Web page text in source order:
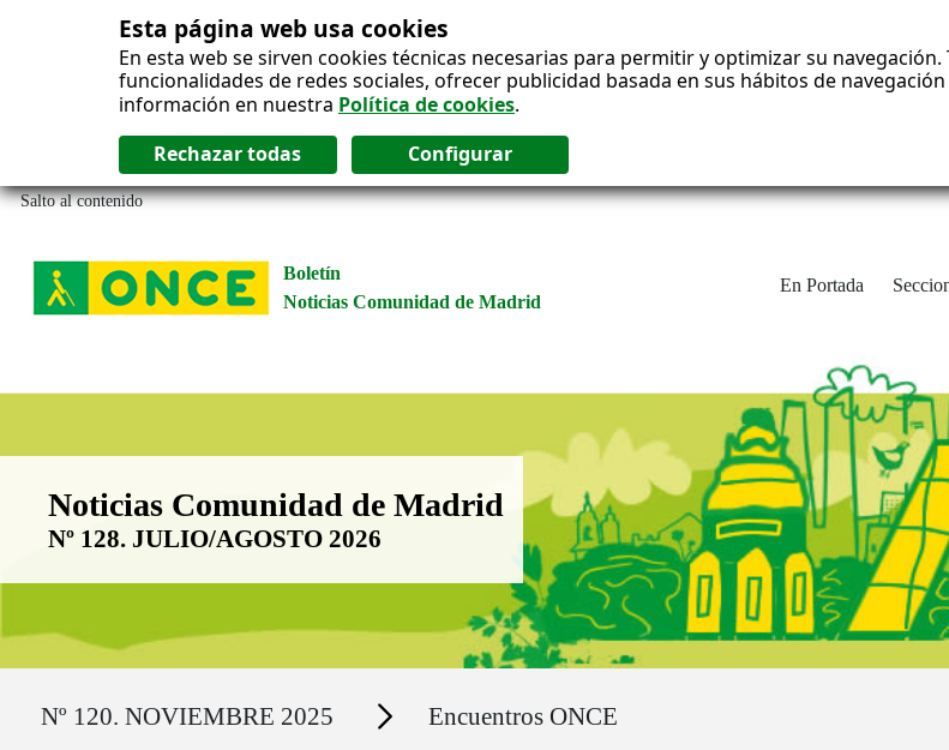
Esta página web usa cookies
En esta web se sirven cookies técnicas necesarias para permitir y optimizar su
funcionalidades de redes sociales, ofrecer publicidad basada en sus hábitos de
información en nuestra Política de cookies.
Salto al contenido
Boletín
Noticias Comunidad de Madrid
En Portada
Boletín Noticias Comunidad de Madrid
Noticias Comunidad de Madrid
Nº 128. JULIO/AGOSTO 2026
Nº 120. NOVIEMBRE 2025 Secciones Encuentros ONCE